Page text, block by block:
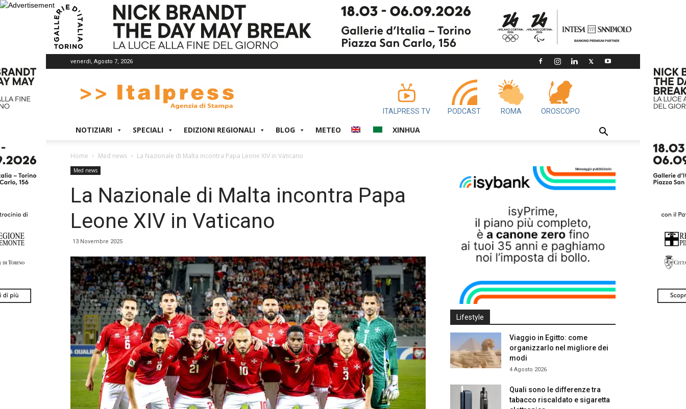
venerdì, Agosto 7, 2026
ITALPRESS TV PODCAST ROMA OROSCOPO
NOTIZIARI SPECIALI EDIZIONI REGIONALI BLOG METEO XINHUA
Home Med news La Nazionale di Malta incontra Papa Leone XIV in Vaticano
Med news
La Nazionale di Malta incontra Papa
Leone XIV in Vaticano
13 Novembre 2025
Lifestyle
Viaggio in Egitto: come
organizzarlo nel migliore dei
modi
4 Agosto 2026
Quali sono le differenze tra
tabacco riscaldato e sigaretta